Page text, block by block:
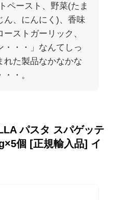
ペースト、野菜(たま
ん、にんにく)、香味
ストガーリック、
・・・」なんてしっ
れた製品なかなかな
・。
パスタ スパゲッテ
個 [正規輸入品] イ